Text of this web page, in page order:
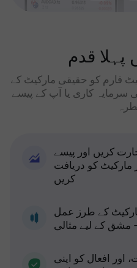
پہلا قدم
فارم کو حقیقی مارکیٹ کے
سرمایہ کاری یا آپ کے پیسے
کریں اور پیسے
مارکیٹ کو دریافت
کریں
کے طرز عمل
مشق کے لیے مثالی
اور افعال کو اپنی